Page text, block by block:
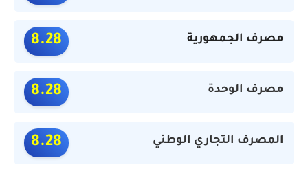
مصرف الجمهورية 8.28
مصرف الوحدة 8.28
المصرف التجاري الوطني 8.28